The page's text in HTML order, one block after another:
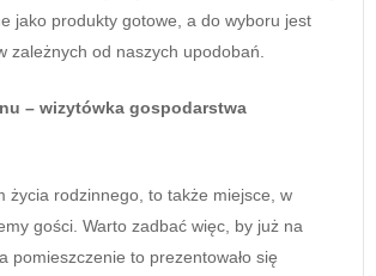
jako produkty gotowe, a do wyboru jest
zależnych od naszych upodobań.
– wizytówka gospodarstwa
życia rodzinnego, to także miejsce, w
gości. Warto zadbać więc, by już na
pomieszczenie to prezentowało się